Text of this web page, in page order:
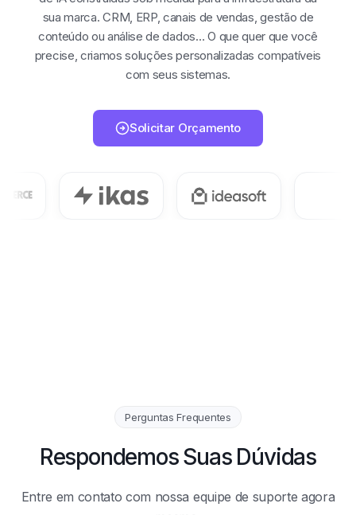
sua marca. CRM, ERP, canais de vendas, gestão de
conteúdo ou análise de dados… O que quer que você
precise, criamos soluções personalizadas compatíveis
com seus sistemas.
Solicitar Orçamento
Perguntas Frequentes
Respondemos Suas Dúvidas
Entre em contato com nossa equipe de suporte agora